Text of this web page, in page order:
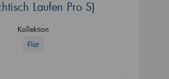
Laufen Pro S)
Kollektion
Flat